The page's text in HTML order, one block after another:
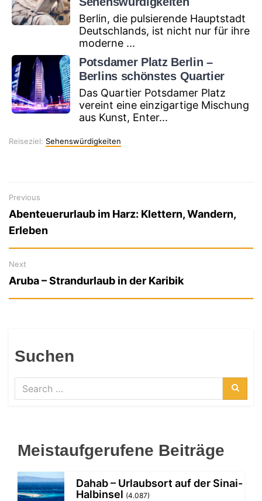
Berlin, die pulsierende Hauptstadt
Deutschlands, ist nicht nur für ihre
moderne ...
Potsdamer Platz Berlin –
Berlins schönstes Quartier
Das Quartier Potsdamer Platz
vereint eine einzigartige Mischung
aus Kunst, Enter...
Reiseziel: Reiseziel
Sehenswürdigkeiten
Beitragsnavigation
Previous
Previous
post:
Abenteuerurlaub im Harz: Klettern, Wandern,
Erleben
Next
Next
Aruba – Strandurlaub in der Karibik
Suchen
Search
Meistaufgerufene Beiträge
Dahab – Urlaubsort auf der Sinai-
Halbinsel (4.087)